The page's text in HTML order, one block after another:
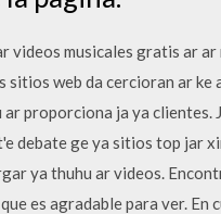
videos musicales gratis ar ar
sitios web da cercioran ar ke
proporciona ja ya clientes.
debate ge ya sitios top jar
ya thuhu ar videos.
es agradable para ver. En